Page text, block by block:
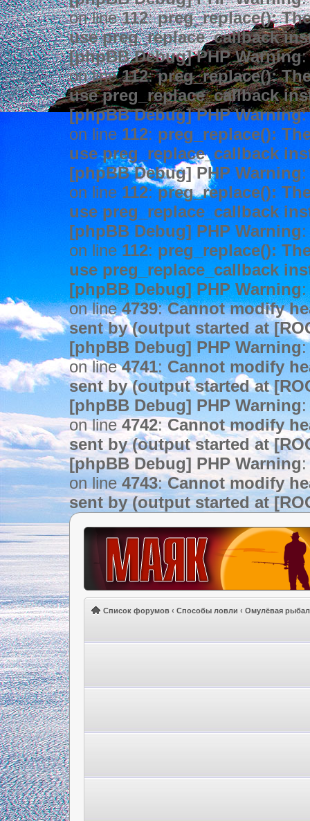
on line112:preg_replace():
use preg_replace_callback
[phpBB Debug] PHP Warning
on line112:preg_replace():
use preg_replace_callback
[phpBB Debug] PHP Warning:
on line 112: preg_replace():
use preg_replace_callback
[phpBB Debug] PHP Warning
on line 112:preg_replace():
use preg_replace_callback
[phpBB Debug] PHP Warning
on line 112: preg_replace():
use preg_replace_callback
[phpBB Debug] PHP Warning
on line4739:Cannot modify
sent by (output started at
[phpBB Debug] PHP Warning
on line4741: Cannot modify
sent by (output started at
[phpBB Debug] PHP Warning
on line4742: Cannot modify
sent by (output started at
[phpBB Debug] PHP Warning
on line4743:Cannot modify
sent by (output started at
Список форумов ‹ Способы ловли ‹ Омулёвая